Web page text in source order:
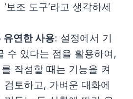
보조 도구’라고 생각하세
유연한 사용: 설정에서 기
수 있다는 점을 활용하여,
작성할 때는 기능을 켜
검토하고, 가벼운 대화에